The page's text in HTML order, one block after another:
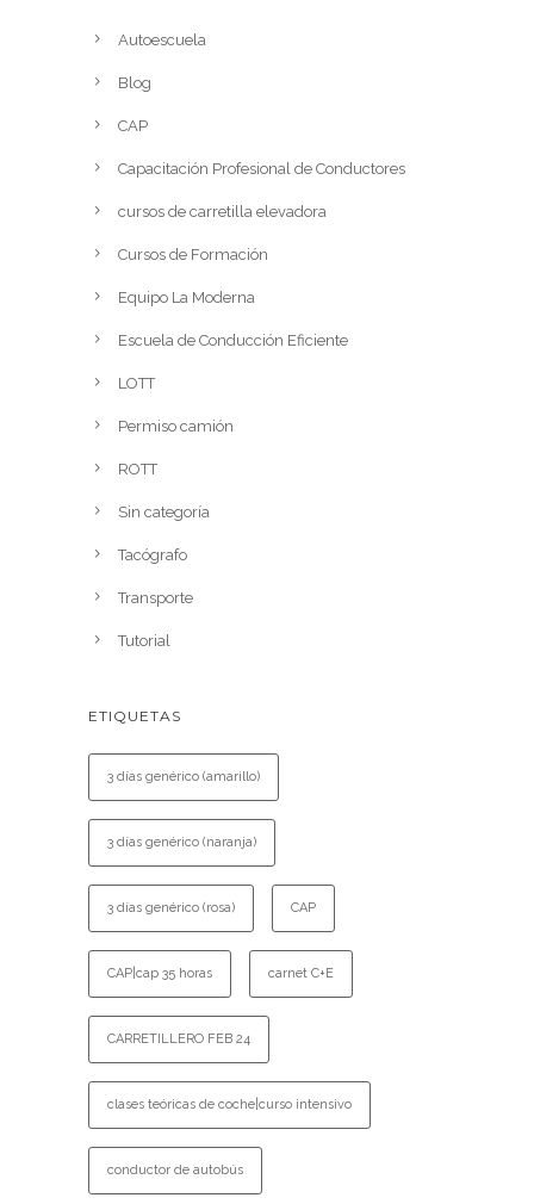
Autoescuela
Blog
CAP
Capacitación Profesional de Conductores
cursos de carretilla elevadora
Cursos de Formación
Equipo La Moderna
Escuela de Conducción Eficiente
LOTT
Permiso camión
ROTT
Sin categoría
Tacógrafo
Transporte
Tutorial
ETIQUETAS
3 días genérico (amarillo)
3 días genérico (naranja)
3 días genérico (rosa) CAP
CAP|cap 35 horas carnet C+E
CARRETILLERO FEB 24
clases teóricas de coche|curso intensivo
conductor de autobús